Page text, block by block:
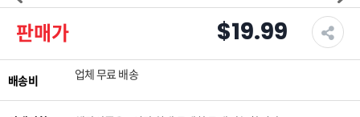
판매가 $19.99
배송비 업체 무료 배송